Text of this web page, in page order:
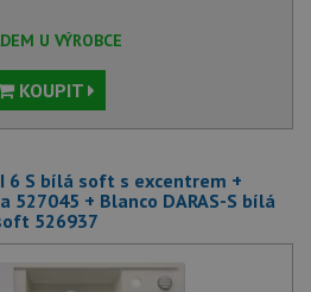
U VÝROBCE
KOUPIT
6 S bílá soft s excentrem +
527045 + Blanco DARAS-S bílá
526937